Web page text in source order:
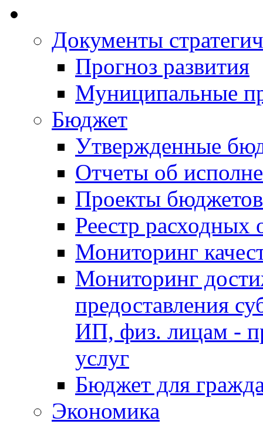
Документы
Прогноз развития
Муниципальные
Бюджет
Утвержденные
Отчеты об
Проекты бюджетов
Реестр расходных
Мониторинг
Мониторинг
предоставления
ИП, физ. лицам -
услуг
Бюджет для
Экономика